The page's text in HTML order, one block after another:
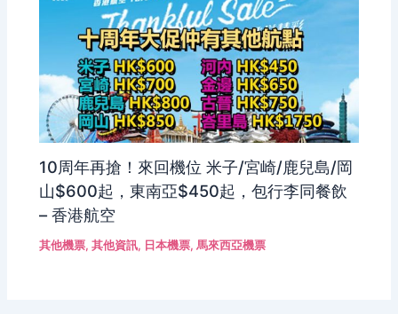
10周年再搶！來回機位 米子/宮崎/鹿兒島/岡
山$600起，東南亞$450起，包行李同餐飲
– 香港航空
其他機票,其他資訊, 日本機票,馬來西亞機票